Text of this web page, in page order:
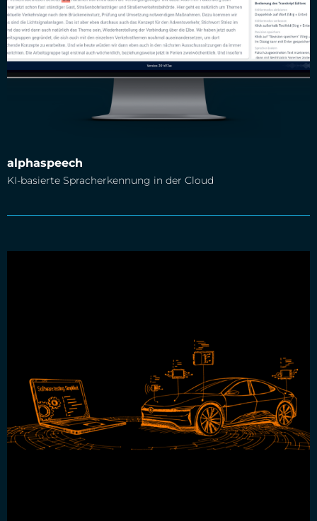
alphaspeech
KI-basierte Spracherkennung in der Cloud
alphaspeech
tracetronic